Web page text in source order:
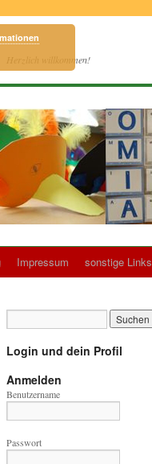
Herzlich willkommen!
Impressum sonstige Links
Login und dein Profil
Anmelden
Benutzername
Passwort